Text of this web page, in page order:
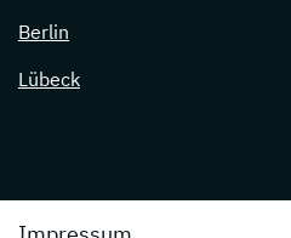
Berlin
Lübeck